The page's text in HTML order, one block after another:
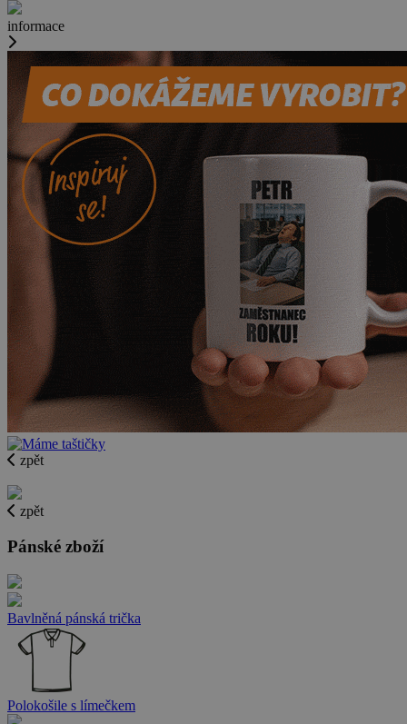
informace
zpět
zpět
Pánské zboží
Bavlněná pánská trička
Polokošile s límečkem